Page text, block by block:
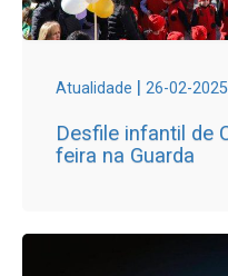
Atualidade | 26-02-2025
Desfile infantil de
feira na Guarda